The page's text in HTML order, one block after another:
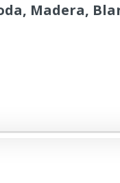
Madera,